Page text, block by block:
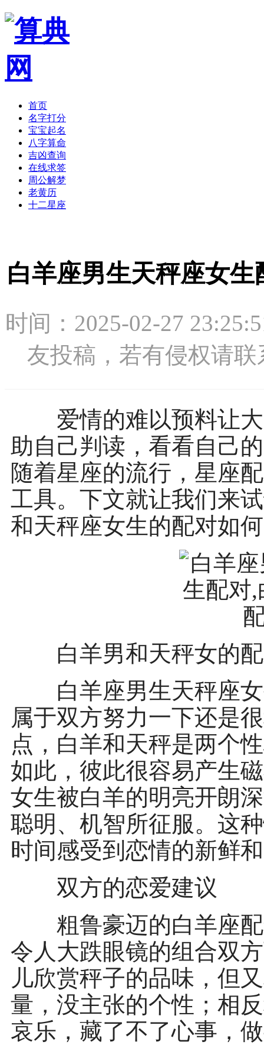
首页
名字打分
宝宝起名
八字算命
吉凶查询
在线求签
周公解梦
老黄历
十二星座
白羊座男生天秤座女
时间：2025-02-27
友投稿，若有侵权请联
爱情的难以预料让大
助自己判读，看看自己
随着星座的流行，星座
工具。下文就让我们来
和天秤座女生的配对如
白羊男和天秤女的
白羊座男生天秤座女
属于双方努力一下还是
点，白羊和天秤是两个
如此，彼此很容易产生
女生被白羊的明亮开朗
聪明、机智所征服。这
时间感受到恋情的新鲜
双方的恋爱建议
粗鲁豪迈的白羊座配
令人大跌眼镜的组合双
儿欣赏秤子的品味，但
量，没主张的个性；相
哀乐，藏了不了心事，